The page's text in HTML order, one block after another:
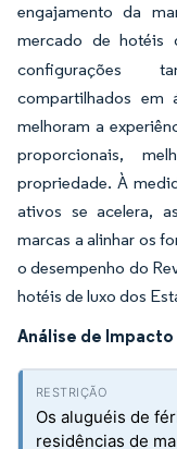
engajamento da
mercado de hotéis
configurações
compartilhados em
melhoram a
proporcionais,
propriedade. À
ativos se acelera,
marcas a alinhar os
o desempenho do
hotéis de luxo dos
Análise de
Os aluguéis de
residências de